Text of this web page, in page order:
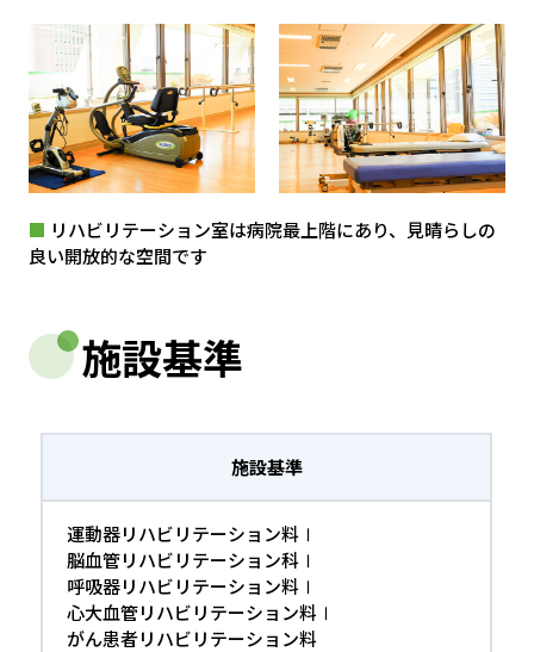
■ リハビリテーション室は病院最上階にあり、見晴らしの
良い開放的な空間です
施設基準
施設基準
運動器リハビリテーション料Ⅰ
脳血管リハビリテーション科Ⅰ
呼吸器リハビリテーション料Ⅰ
心大血管リハビリテーション料Ⅰ
がん患者リハビリテーション料